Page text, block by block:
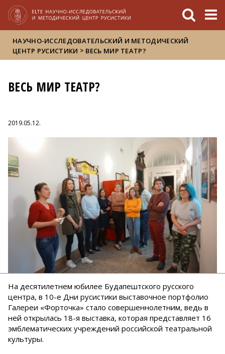
НАУЧНО-ИССЛЕДОВАТЕЛЬСКИЙ И МЕТОДИЧЕСКИЙ
ЦЕНТР РУСИСТИКИ > ВЕСЬ МИР ТЕАТР?
ВЕСЬ МИР ТЕАТР?
2019.05.12.
На десятилетнем юбилее Будапештского русского
центра, в 10-е Дни русистики выставочное портфолио
Галереи «Форточка» стало совершеннолетним, ведь в
ней открылась 18-я выставка, которая представляет 16
эмблематических учреждений российской театральной
культуры.